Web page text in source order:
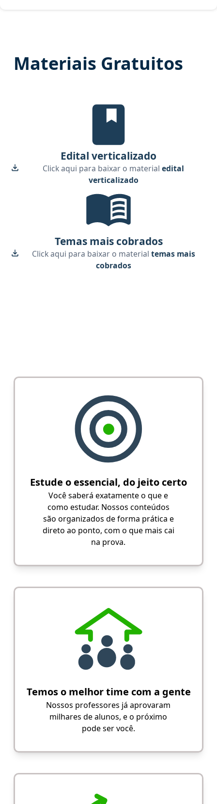
Materiais Gratuitos
Edital Verticalizado, material
Edital verticalizado
Click aqui para baixar o materialedital
verticalizado
Temas mais cobrados
Click aqui para baixar o material temas mais
cobrados
Estude o essencial, do jeito certo
Você saberá exatamente o que e
como estudar. Nossos conteúdos
são organizados de forma prática e
direto ao ponto, com o que mais cai
na prova.
Temos o melhor time com a gente
Nossos professores já aprovaram
milhares de alunos, e o próximo
pode ser você.